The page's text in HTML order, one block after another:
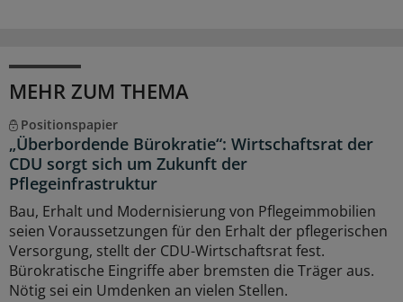
MEHR ZUM THEMA
Positionspapier
„Überbordende Bürokratie“: Wirtschaftsrat der
CDU sorgt sich um Zukunft der
Pflegeinfrastruktur
Bau, Erhalt und Modernisierung von Pflegeimmobilien
seien Voraussetzungen für den Erhalt der pflegerischen
Versorgung, stellt der CDU-Wirtschaftsrat fest.
Bürokratische Eingriffe aber bremsten die Träger aus.
Nötig sei ein Umdenken an vielen Stellen.